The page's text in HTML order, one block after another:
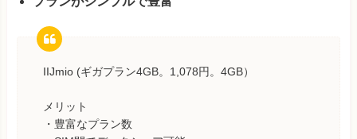
IIJmio (ギガプラン4GB。1,078円。4GB）
メリット
・豊富なプラン数